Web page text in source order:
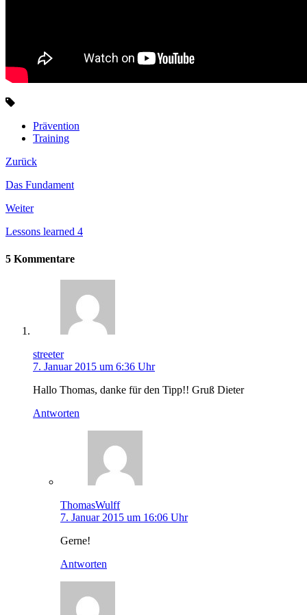
Prävention
Training
Zurück
Das Fundament
Weiter
Lessons learned 4
5 Kommentare
streeter
7. Januar 2015 um 6:36 Uhr
Hallo Thomas, danke für den Tipp!! Gruß Dieter
Antworten
ThomasWulff
7. Januar 2015 um 16:06 Uhr
Gerne!
Antworten